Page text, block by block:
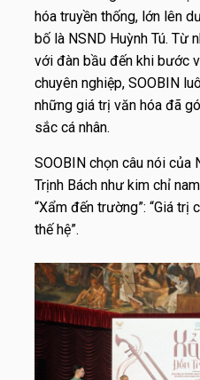
hóa truyền thống, lớn lên
bố là NSND Huỳnh Tú. Từ
với đàn bầu đến khi bước
chuyên nghiệp, SOOBIN
những giá trị văn hóa đã
sắc cá nhân.
SOOBIN chọn câu nói của
Trịnh Bách như kim chỉ
“Xẩm đến trường”: “Giá trị
thế hệ”.